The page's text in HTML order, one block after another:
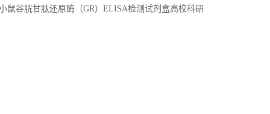
鼠谷胱甘肽还原酶（GR）ELISA检测试剂盒高校科研